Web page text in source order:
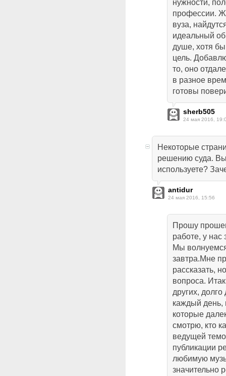
нужности,
профессии.
вуза,
идеальный
душе, хотя
цель.
то, оно
в разное
готовы
sherb505
24 мая 2016,
Некоторые
решению суда.
используете?
antidur
24 мая 2016, 15:56
Прошу
работе, у
Мы
завтра.Мне
рассказать,
вопроса.
других,
каждый день,
которые
смотрю, кто
ведущей
публикации
любимую
значительно